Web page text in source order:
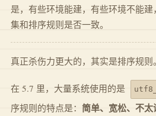
是，有些环境能建，有些环境不能
集和排序规则是否一致。
真正杀伤力更大的，其实是排序规则。
在 5.7 里，大量系统使用的是
序规则的特点是： 简单、宽松、不